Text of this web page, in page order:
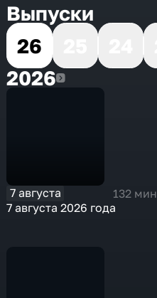
Выпуски
26
20262026
7 августа
132 мин
7 августа 2026 года